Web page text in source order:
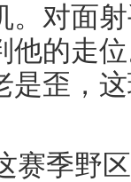
。对面
他的走
是歪，
赛季野